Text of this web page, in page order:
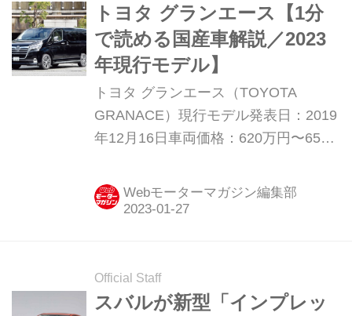
トヨタ グランエース【1分
で読める国産車解説／2023
年現行モデル】
トヨタ グランエース（TOYOTA
GRANACE）現行モデル発表日：2019
年12月16日車両価格：620万円〜650
Webモーターマガジン編集部
Official Staff
スバルが新型「インプレッ